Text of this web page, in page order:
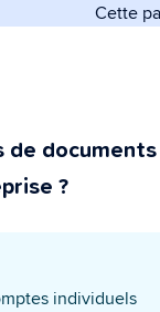
Cette
de
?
individuels